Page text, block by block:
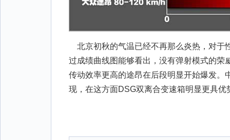
北京初秋的气温已经不再那么炎热，对于
过成绩曲线图能够看出，没有弹射模式的
传动效率更高的途昂在后段明显开始爆发。
现，在这方面DSG双离合变速箱明显更具